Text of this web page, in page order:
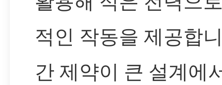
적인 작동을 제공합
간 제약이 큰 설계에